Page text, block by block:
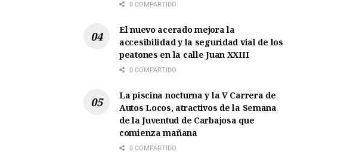
0 COMPARTIDO
El nuevo acerado mejora la
accesibilidad y la seguridad vial de los
peatones en la calle Juan XXIII
0 COMPARTIDO
La piscina nocturna y la V Carrera de
Autos Locos, atractivos de la Semana
de la Juventud de Carbajosa que
comienza mañana
0 COMPARTIDO